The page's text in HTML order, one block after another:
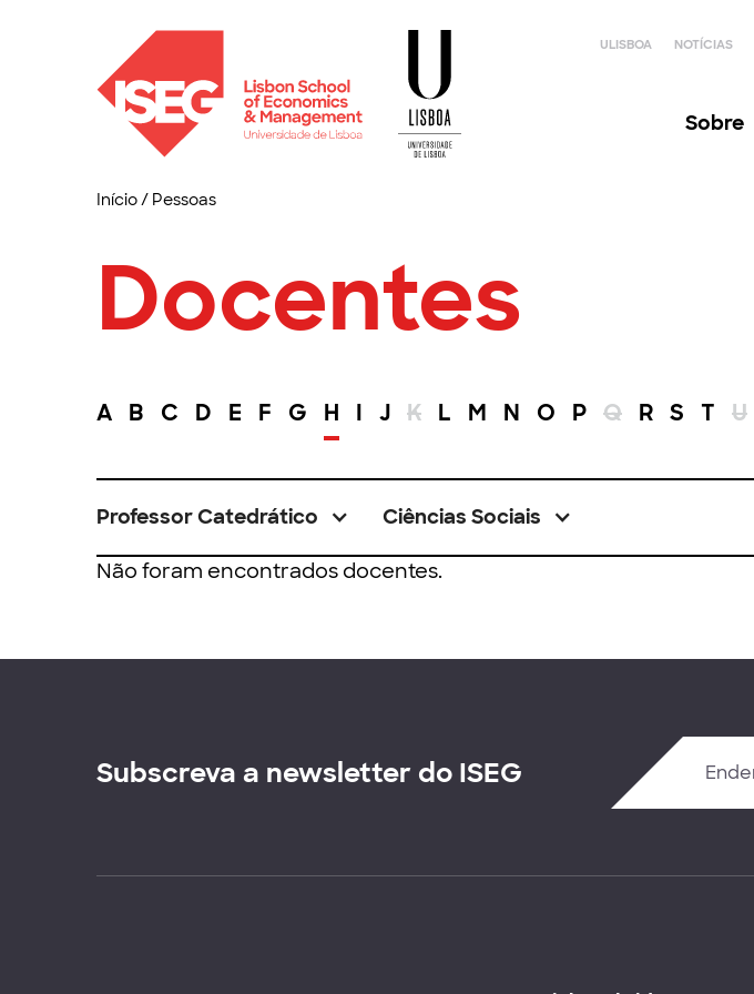
ULISBOA NOTÍCIAS
Sobre
Início/ Pessoas
Docentes
A B C D E F G H I J K L M N O P Q R S T U
Professor Catedrático Ciências Sociais
Não foram encontrados docentes.
Subscreva a newsletter do ISEG